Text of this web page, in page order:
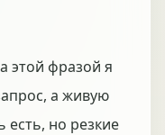
этой фразой я
а живую
есть, но резкие